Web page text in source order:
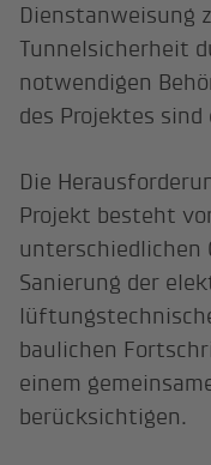
Dienstanweisung
Tunnelsicherheit
notwendigen
des Projektes
Die
Projekt besteht
unterschiedlichen
Sanierung der
baulichen
einem
berücksichtigen.